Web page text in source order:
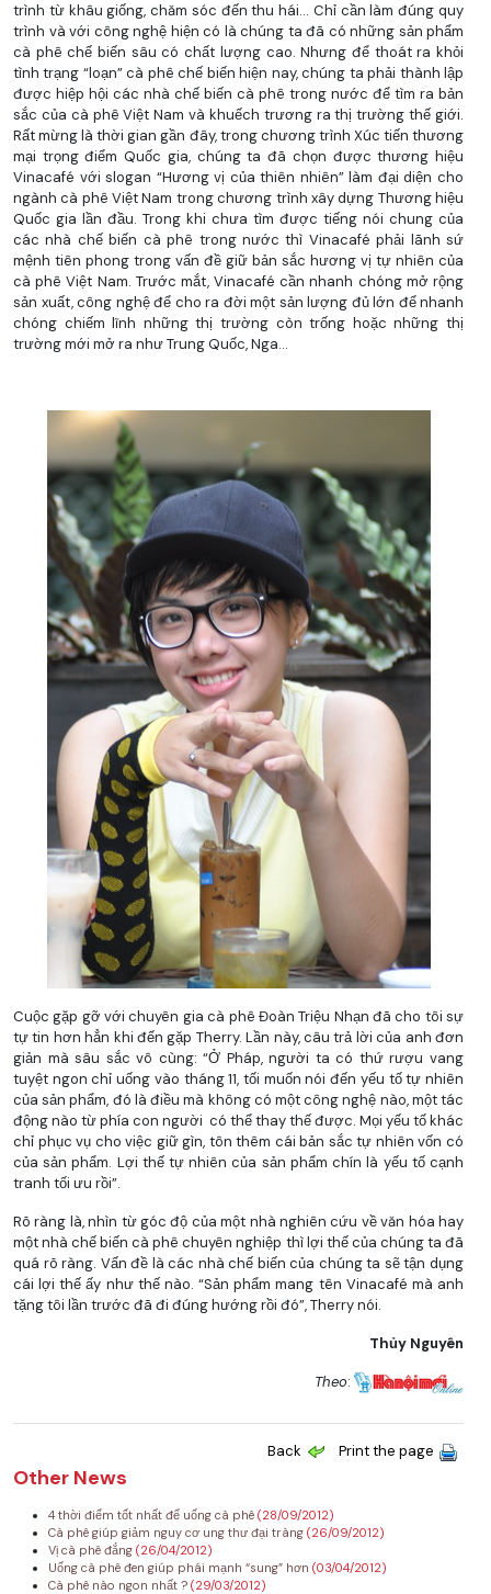
trình từ khâu giống, chăm sóc đến thu hái… Chỉ cần làm đúng quy
trình và với công nghệ hiện có là chúng ta đã có những sản phẩm
cà phê chế biến sâu có chất lượng cao. Nhưng để thoát ra khỏi
tình trạng “loạn” cà phê chế biến hiện nay, chúng ta phải thành lập
được hiệp hội các nhà chế biến cà phê trong nước để tìm ra bản
sắc của cà phê Việt Nam và khuếch trương ra thị trường thế giới.
Rất mừng là thời gian gần đây, trong chương trình Xúc tiến thương
mại trọng điểm Quốc gia, chúng ta đã chọn được thương hiệu
Vinacafé với slogan “Hương vị của thiên nhiên” làm đại diện cho
ngành cà phê Việt Nam trong chương trình xây dựng Thương hiệu
Quốc gia lần đầu. Trong khi chưa tìm được tiếng nói chung của
các nhà chế biến cà phê trong nước thì Vinacafé phải lãnh sứ
mệnh tiên phong trong vấn đề giữ bản sắc hương vị tự nhiên của
cà phê Việt Nam. Trước mắt, Vinacafé cần nhanh chóng mở rộng
sản xuất, công nghệ để cho ra đời một sản lượng đủ lớn để nhanh
chóng chiếm lĩnh những thị trường còn trống hoặc những thị
trường mới mở ra như Trung Quốc, Nga…
Cuộc gặp gỡ với chuyên gia cà phê Đoàn Triệu Nhạn đã cho tôi sự
tự tin hơn hẳn khi đến gặp Therry. Lần này, câu trả lời của anh đơn
giản mà sâu sắc vô cùng: “Ở Pháp, người ta có thứ rượu vang
tuyệt ngon chỉ uống vào tháng 11, tối muốn nói đến yếu tố tự nhiên
của sản phẩm, đó là điều mà không có một công nghệ nào, một tác
động nào từ phía con người có thể thay thế được. Mọi yếu tố khác
chỉ phục vụ cho việc giữ gìn, tôn thêm cái bản sắc tự nhiên vốn có
của sản phẩm. Lợi thế tự nhiên của sản phẩm chín là yếu tố cạnh
tranh tối ưu rồi”.
Rõ ràng là, nhìn từ góc độ của một nhà nghiên cứu về văn hóa hay
một nhà chế biến cà phê chuyên nghiệp thì lợi thế của chúng ta đã
quá rõ ràng. Vấn đề là các nhà chế biến của chúng ta sẽ tận dụng
cái lợi thế ấy như thế nào. “Sản phẩm mang tên Vinacafé mà anh
tặng tôi lần trước đã đi đúng hướng rồi đó”, Therry nói.
Thủy Nguyên
Theo:
Back Print the page
Other News
4 thời điểm tốt nhất để uống cà phê (28/09/2012)
Cà phê giúp giảm nguy cơ ung thư đại tràng (26/09/2012)
Vị cà phê đắng (26/04/2012)
Uống cà phê đen giúp phái mạnh “sung” hơn (03/04/2012)
Cà phê nào ngon nhất ? (29/03/2012)